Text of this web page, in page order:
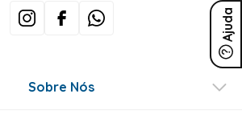
Ajuda
Sobre Nós